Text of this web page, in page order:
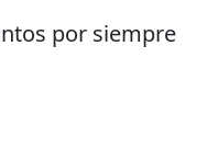
por siempre